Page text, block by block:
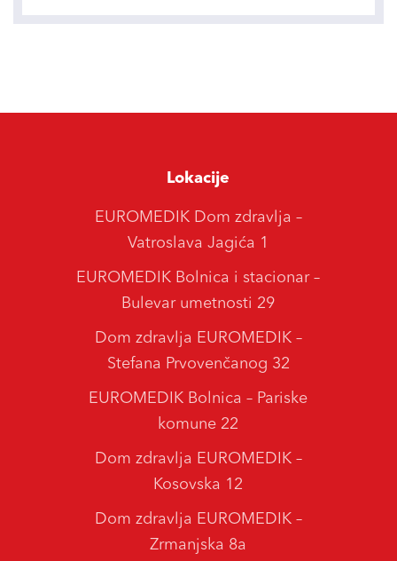
Lokacije
EUROMEDIK Dom zdravlja –
Vatroslava Jagića 1
EUROMEDIK Bolnica i stacionar –
Bulevar umetnosti 29
Dom zdravlja EUROMEDIK –
Stefana Prvovenčanog 32
EUROMEDIK Bolnica – Pariske
komune 22
Dom zdravlja EUROMEDIK –
Kosovska 12
Dom zdravlja EUROMEDIK –
Zrmanjska 8a